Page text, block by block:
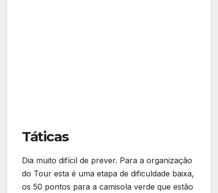
Táticas
Dia muito difícil de prever. Para a organização
do Tour esta é uma etapa de dificuldade baixa,
os 50 pontos para a camisola verde que estão